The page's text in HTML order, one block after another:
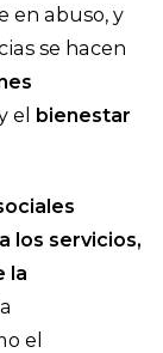
en abuso, y
se hacen
el bienestar
los servicios,
la
el